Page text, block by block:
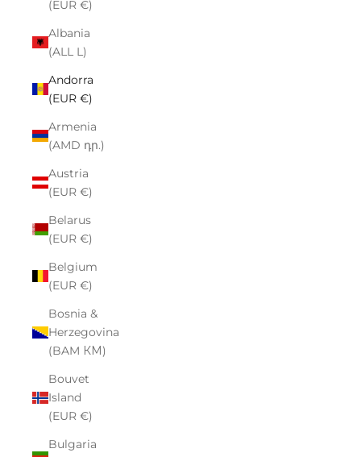
(EUR €)
Albania
(ALL L)
Andorra
(EUR €)
Armenia
(AMD դր.)
Austria
(EUR €)
Belarus
(EUR €)
Belgium
(EUR €)
Bosnia &
Herzegovina
(BAM КМ)
Bouvet
Island
(EUR €)
Bulgaria